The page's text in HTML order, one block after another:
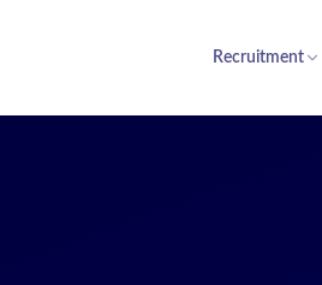
Recruitment